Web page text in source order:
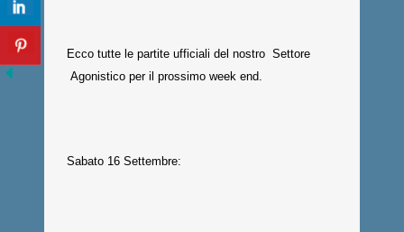
Ecco tutte le partite ufficiali del nostro Settore
Agonistico per il prossimo week end.
Sabato 16 Settembre: